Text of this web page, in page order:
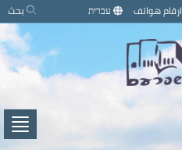
ارقام هواتف עברית بحث
لفتح